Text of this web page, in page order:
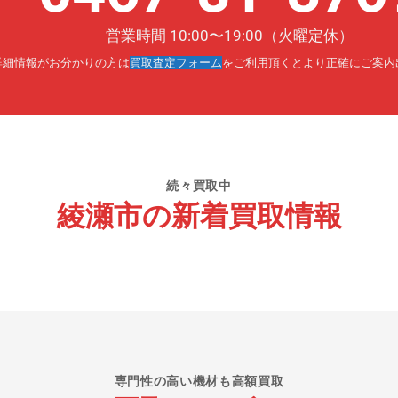
営業時間 10:00〜19:00（火曜定休）
情報がお分かりの方は買取査定フォームをご利用頂くとより正確にご案
続々買取中
綾瀬市の新着買取情報
専門性の高い機材も高額買取